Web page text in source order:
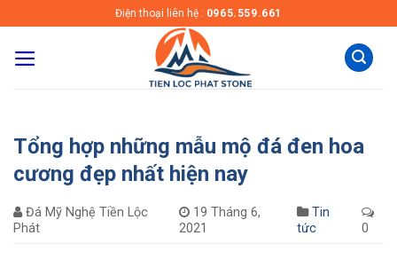
to
content
Điện thoại liên hệ : 0965.559.661
Tổng hợp những mẫu mộ đá đen hoa
cương đẹp nhất hiện nay
Đá Mỹ Nghệ Tiền Lộc
Phát
19 Tháng 6,
2021
Tin
tức
0